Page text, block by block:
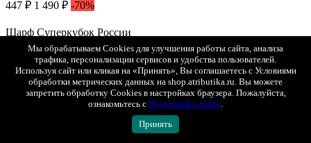
447 ₽ 1 490 ₽ -70%
Шарф Суперкубок России
Арт. 06210
БЫСТРЫЙ ПРОСМОТР
M L XL XXL XXXL
Мы обрабатываем Cookies для улучшения работы сайта, анализа
трафика, персонализации сервисов и удобства пользователей.
Используя сайт или кликая на «Принять», Вы соглашаетесь с Условиями
обработки метрических данных на shop.atributika.ru. Вы можете
запретить обработку Cookies в настройках браузера. Пожалуйста,
ознакомьтесь с Политикой Cookie.
Принять